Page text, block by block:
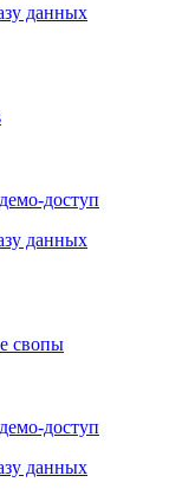
данных
демо-доступ
данных
свопы
демо-доступ
данных